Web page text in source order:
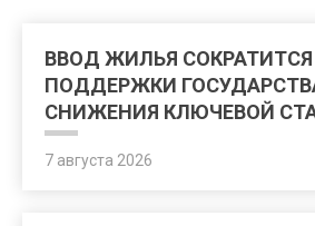
ВВОД ЖИЛЬЯ СОКРАТИТСЯ
ПОДДЕРЖКИ
СНИЖЕНИЯ КЛЮЧЕВОЙ
7 августа 2026